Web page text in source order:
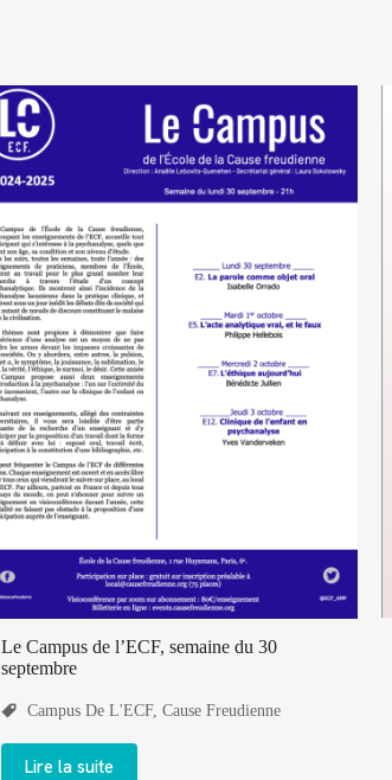
Le Campus de l’ECF, semaine du 30
septembre
Campus De L'ECF, Cause Freudienne
Lire la suite